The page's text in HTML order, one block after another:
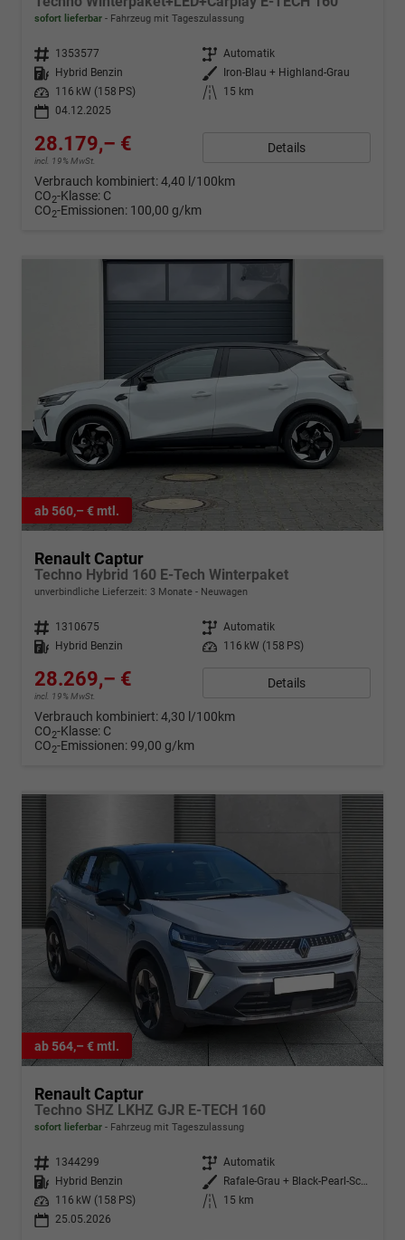
sofort lieferbar Fahrzeug mit Tageszulassung
Fahrzeugnr. 1353577 Getriebe Automatik
Kraftstoff
Hybrid Benzin Außenfarbe
Iron-Blau + Highland-Grau
Leistung
116 kW (158 PS) Kilometerstand
15 km
04.12.2025
28.179,– €
incl. 19% MwSt.
Details
Verbrauch kombiniert:4,40 l/100km
CO2-Klasse: C
CO2-Emissionen: 100,00 g/km
ab 560,– € mtl.
Renault Captur
Techno Hybrid 160 E-Tech Winterpaket
unverbindliche Lieferzeit: 3 Monate Neuwagen
Fahrzeugnr. 1310675 Getriebe Automatik
Kraftstoff
Hybrid Benzin Leistung 116 kW (158 PS)
28.269,– €
incl. 19% MwSt.
Details
Verbrauch kombiniert:4,30 l/100km
CO2-Klasse: C
CO2-Emissionen:99,00 g/km
ab 564,– € mtl.
Renault Captur
Techno SHZ LKHZ GJR E-TECH 160
sofort lieferbar Fahrzeug mit Tageszulassung
Fahrzeugnr. 1344299 Getriebe Automatik
Kraftstoff
Hybrid Benzin Außenfarbe
Rafale-Grau + Black-Pearl-Schwar
Leistung
116 kW (158 PS) Kilometerstand
15 km
25.05.2026